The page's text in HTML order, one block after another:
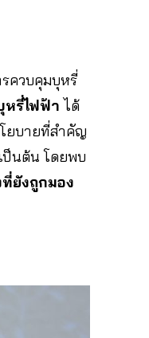
ควบคุมบุหรี่
หรี่ไฟฟ้า ได้
ยบายที่สำคัญ
ป็นต้น โดยพบ
ยังถูกมอง